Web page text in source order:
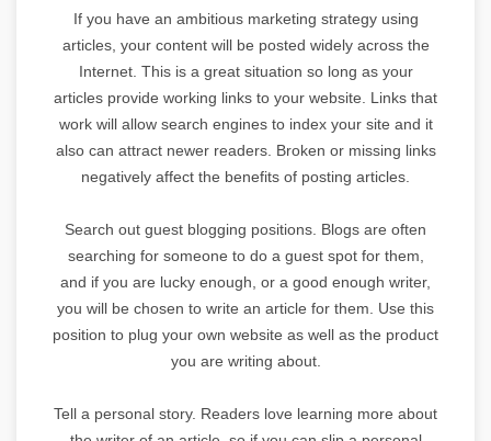
If you have an ambitious marketing strategy using
articles, your content will be posted widely across the
Internet. This is a great situation so long as your
articles provide working links to your website. Links that
work will allow search engines to index your site and it
also can attract newer readers. Broken or missing links
negatively affect the benefits of posting articles.
Search out guest blogging positions. Blogs are often
searching for someone to do a guest spot for them,
and if you are lucky enough, or a good enough writer,
you will be chosen to write an article for them. Use this
position to plug your own website as well as the product
you are writing about.
Tell a personal story. Readers love learning more about